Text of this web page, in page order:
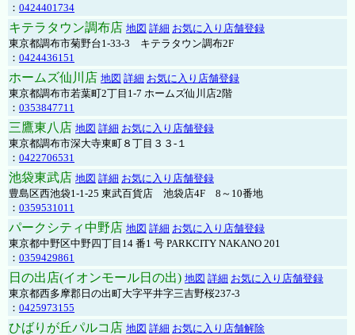
： 0424401734
キテラタウン調布店 地図 詳細 お気に入り店舗登録
東京都調布市菊野台1-33-3 キテラタウン調布2F
： 0424436151
ホームズ仙川店 地図 詳細 お気に入り店舗登録
東京都調布市若葉町2丁目1-7 ホームズ仙川店2階
： 0353847711
三鷹東八店 地図 詳細 お気に入り店舗登録
東京都調布市深大寺東町８丁目３３-１
： 0422706531
池袋東武店 地図 詳細 お気に入り店舗登録
豊島区西池袋1-1-25 東武百貨店 池袋店4F 8～10番地
： 0359531011
パークシティ中野店 地図 詳細 お気に入り店舗登録
東京都中野区中野四丁目14 番1 号 PARKCITY NAKANO 201
： 0359429861
日の出店(イオンモール日の出) 地図 詳細 お気に入り店舗登録
東京都西多摩郡日の出町大字平井字三吉野桜237-3
： 0425973155
ひばりが丘パルコ店 地図 詳細 お気に入り店舗解除